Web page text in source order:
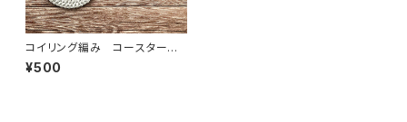
コイリング編み コースター
【受注製作品】
¥500